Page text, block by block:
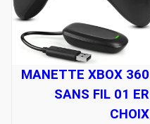
MANETTE XBOX 360
SANS FIL 01 ER
CHOIX